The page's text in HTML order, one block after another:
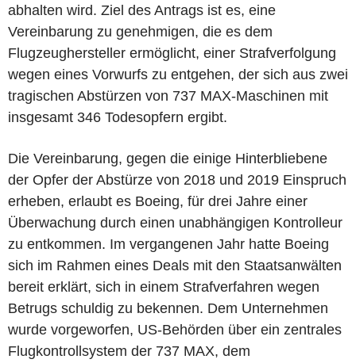
abhalten wird. Ziel des Antrags ist es, eine
Vereinbarung zu genehmigen, die es dem
Flugzeughersteller ermöglicht, einer Strafverfolgung
wegen eines Vorwurfs zu entgehen, der sich aus zwei
tragischen Abstürzen von 737 MAX-Maschinen mit
insgesamt 346 Todesopfern ergibt.
Die Vereinbarung, gegen die einige Hinterbliebene
der Opfer der Abstürze von 2018 und 2019 Einspruch
erheben, erlaubt es Boeing, für drei Jahre einer
Überwachung durch einen unabhängigen Kontrolleur
zu entkommen. Im vergangenen Jahr hatte Boeing
sich im Rahmen eines Deals mit den Staatsanwälten
bereit erklärt, sich in einem Strafverfahren wegen
Betrugs schuldig zu bekennen. Dem Unternehmen
wurde vorgeworfen, US-Behörden über ein zentrales
Flugkontrollsystem der 737 MAX, dem